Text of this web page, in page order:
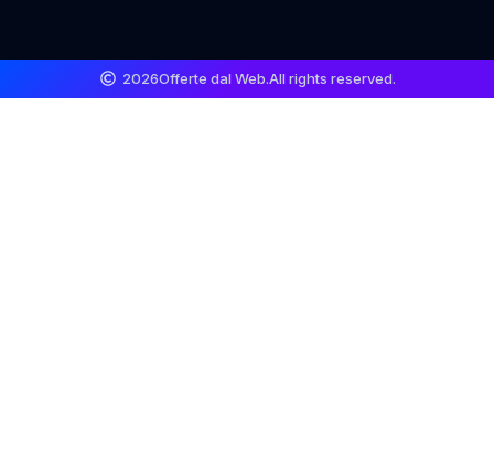
2026Offerte dal Web.All rights reserved.